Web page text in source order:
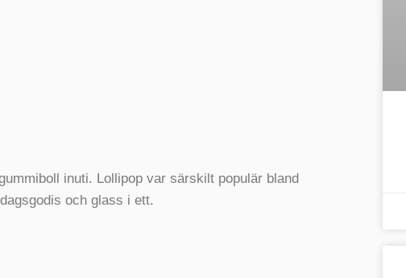
inuti. Lollipop var särskilt populär bland
och glass i ett.